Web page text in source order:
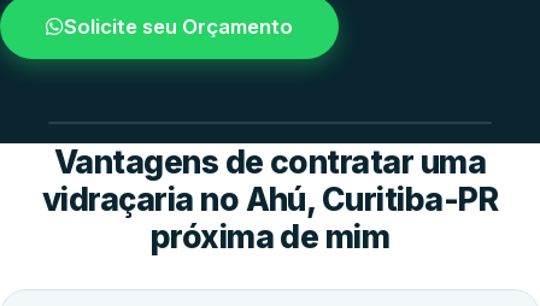
Solicite seu Orçamento
4.9 / 5.0
avaliacao dos clientes
Vantagens de contratar uma
vidraçaria no Ahú, Curitiba-PR
próxima de mim